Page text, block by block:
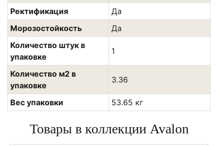
Ректификация
Да
Морозостойкость
Да
Количество штук в
упаковке
1
Количество м2 в
упаковке
3.36
Вес упаковки 53.65 кг
Товары в коллекции Avalon